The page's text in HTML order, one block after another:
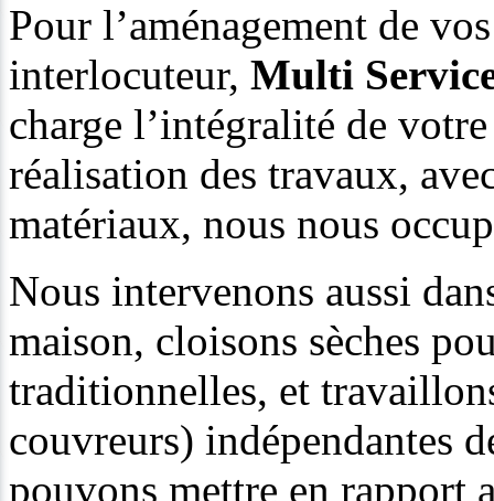
Pour l’aménagement de
interlocuteur, Multi
charge l’intégralité de
réalisation des travaux,
matériaux, nous nous
Nous intervenons aussi
maison, cloisons sèches
traditionnelles, et
couvreurs) indépendantes
pouvons mettre en rapport